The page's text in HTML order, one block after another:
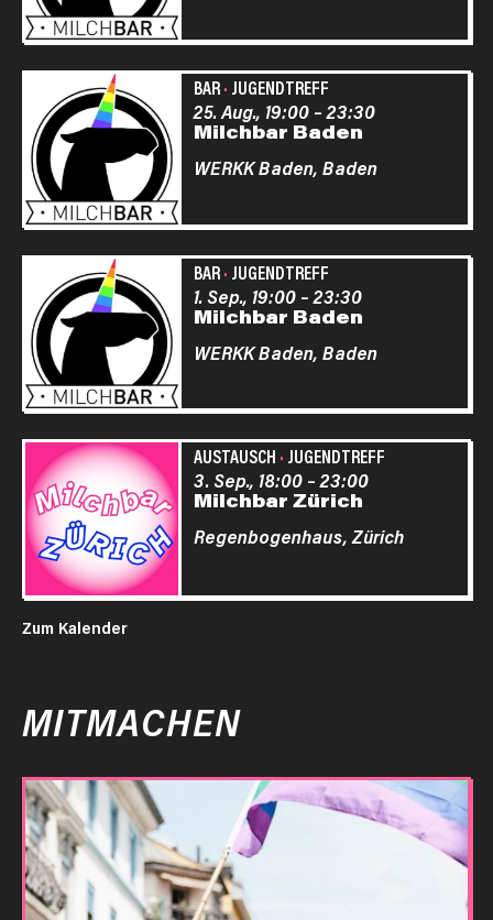
BAR· JUGENDTREFF
Milchbar Baden
25. Aug., 19:00–23:30
WERKK Baden, Baden
BAR· JUGENDTREFF
Milchbar Baden
1. Sep., 19:00–23:30
WERKK Baden, Baden
AUSTAUSCH · JUGENDTREFF
Milchbar Zürich
3. Sep., 18:00–23:00
Regenbogenhaus, Zürich
Zum Kalender
MITMACHEN